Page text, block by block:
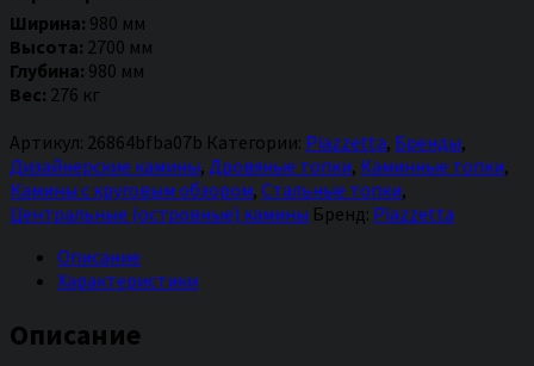
Piazzetta
M360
T
Ширина: 980 мм
Высота: 2700 мм
Глубина: 980 мм
Вес: 276 кг
Артикул: 26864bfba07b Категории: Piazzetta, Бренды,
Дизайнерские камины, Дровяные топки, Каминные топки,
Камины с круговым обзором, Стальные топки,
Центральные (островные) камины Бренд: Piazzetta
Описание
Характеристики
Описание